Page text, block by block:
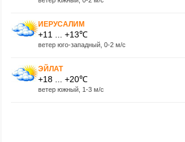
ИЕРУСАЛИМ
+11 ... +13℃
ветер юго-западный, 0-2 м/с
ЭЙЛАТ
+18 ... +20℃
ветер южный, 1-3 м/с